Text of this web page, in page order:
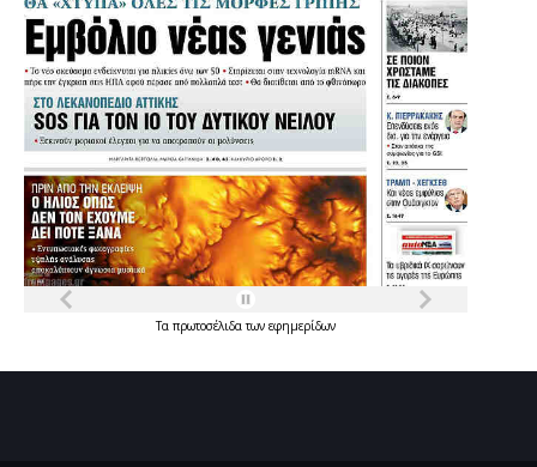
Τα πρωτοσέλιδατων εφημερίδων